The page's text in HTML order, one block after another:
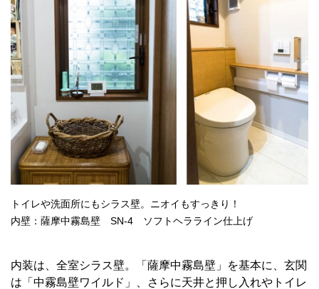
トイレや洗面所にもシラス壁。ニオイもすっきり！
内壁：薩摩中霧島壁 SN-4 ソフトヘラライン仕上げ
内装は、全室シラス壁。「薩摩中霧島壁」を基本に、玄関
は「中霧島壁ワイルド」、さらに天井と押し入れやトイレ